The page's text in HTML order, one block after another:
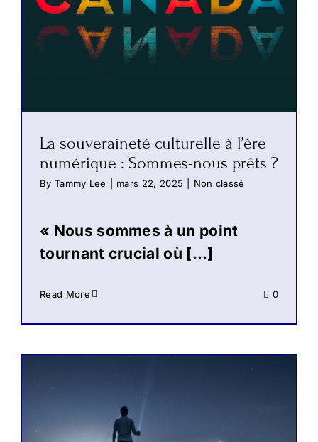
La souveraineté culturelle à l’ère
numérique : Sommes-nous prêts ?
By Tammy Lee mars 22, 2025 Non classé
« Nous sommes à un point
tournant crucial où […]
Read More 0